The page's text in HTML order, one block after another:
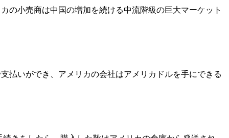
の小売商は中国の増加を続ける中流階級の巨大マーケット
払いができ、アメリカの会社はアメリカドルを手にできる